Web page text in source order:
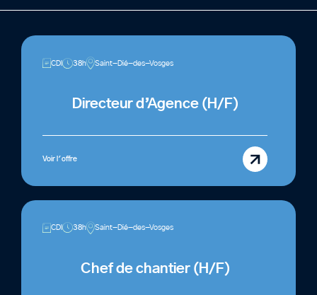
CDI 38h Saint-Dié-des-Vosges
Directeur d’Agence (H/F)
Voir l'offre
CDI 38h Saint-Dié-des-Vosges
Chef de chantier (H/F)